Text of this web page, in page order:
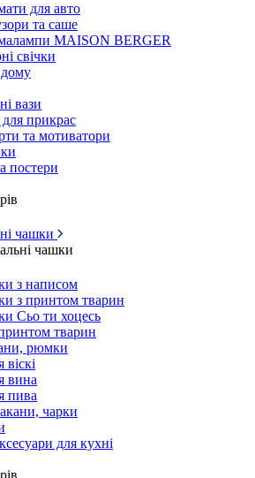
для авто
та саше
MAISON BERGER
свічки
вази
прикрас
та мотиватори
постери
чашки
чашки
з написом
з принтом тварин
Сьо ти хоцесь
тварин
рюмки
вина
пива
чарки
для кухні